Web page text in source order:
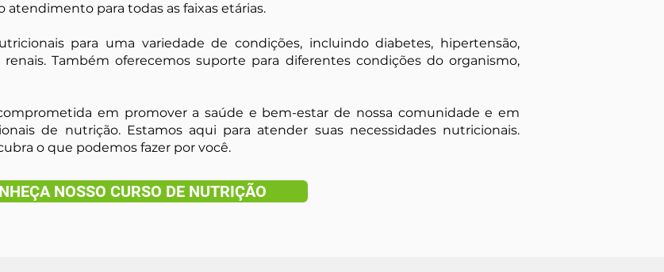
para todas as faixas etárias.
para uma variedade de condições, incluindo diabetes, hipertensão,
renais. Também oferecemos suporte para diferentes condições do organismo,
em promover a saúde e bem-estar de nossa comunidade e em
de nutrição. Estamos aqui para atender suas necessidades nutricionais.
o que podemos fazer por você.
NOSSO CURSO DE NUTRIÇÃO